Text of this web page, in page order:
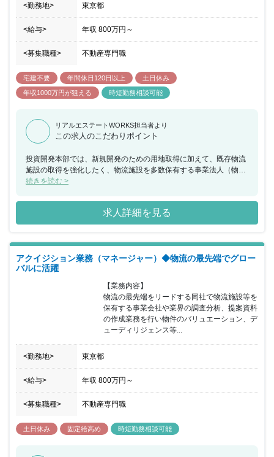
<勤務地> 東京都
<給与> 年収 800万円 ～
<募集職種> 不動産専門職
宅建不要 年間休日120日以上
土日休み
年収1000万円が狙える
時短勤務相談可能
リアルエステートWORKS担当者より
この求人のこだわりポイント
投資開発本部では、新規開発のための用地取得に加えて、既存物流
施設の取得を強化したく、物流施設を多数保有する事業法人（物流
会社・メーカー等）への保有賃貸物流施設の売却やセールアンドリ
ン提案ができる人材を通じた案件創出を目的として、法人向けの不
動産関連のソリューション営業、仲介営業や信託銀行、証券会社、
大手仲介会社、大手不動産会社、不動産ファンド等での経験を活か
続きを読む >
求人詳細を見る
アクイジション業務（マネージャー）◆物流の最先端でグロー
バルに活躍
【業務内容】
物流の最先端をリードする同社で物流施設等を
保有する事業会社や業界の調査分析、提案資料
の作成業務を行い物件のバリュエーション、デ
ューディリジェンス等...
<勤務地> 東京都
<給与> 年収 800万円 ～
<募集職種> 不動産専門職
土日休み 固定給高め 時短勤務相談可能